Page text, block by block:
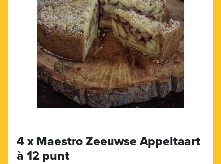
4 x Maestro Zeeuwse Appeltaart
à 12 punt